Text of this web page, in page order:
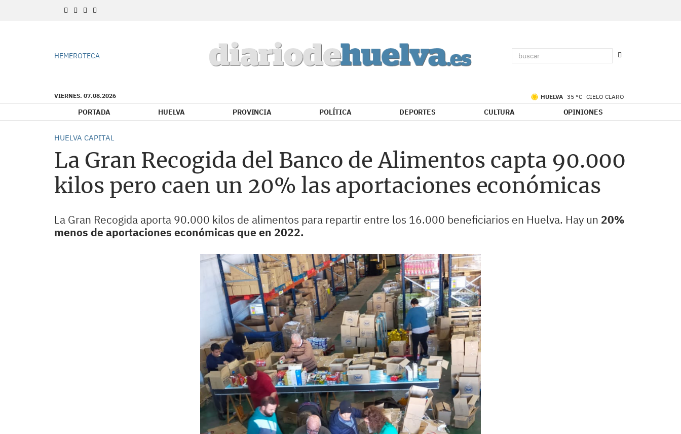
HEMEROTECA
VIERNES. 07.08.2026 HUELVA 35 °C CIELO CLARO
PORTADA HUELVA PROVINCIA POLÍTICA DEPORTES CULTURA OPINIONES
HUELVA CAPITAL
La Gran Recogida del Banco de Alimentos capta 90.000
kilos pero caen un 20% las aportaciones económicas
La Gran Recogida aporta 90.000 kilos de alimentos para repartir entre los 16.000 beneficiarios en Huelva. Hay un 20%
menos de aportaciones económicas que en 2022.